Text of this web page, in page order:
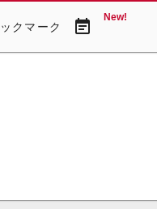
クマーク event_note New!